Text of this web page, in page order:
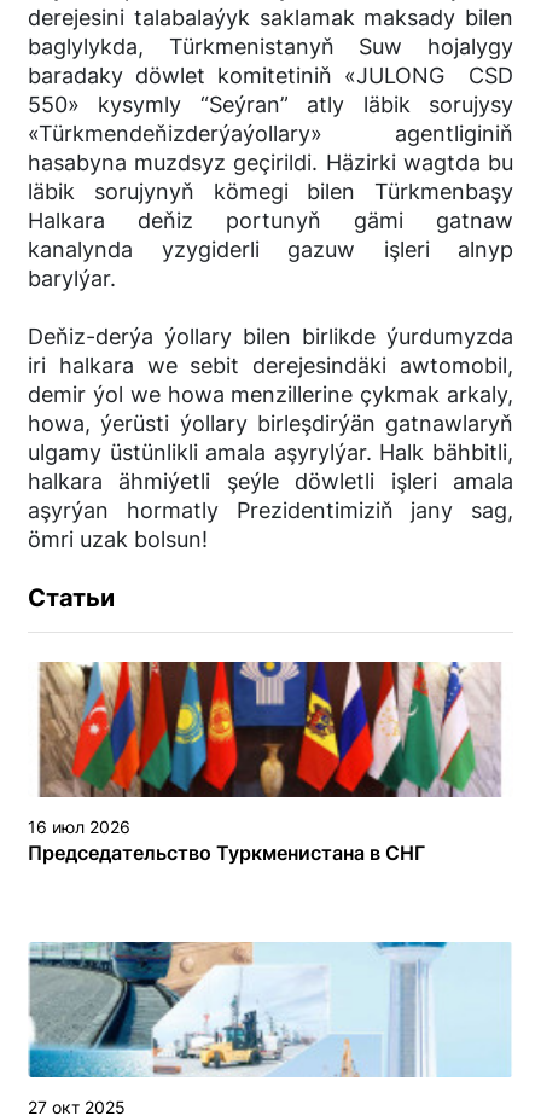
derejesini talabalaýyk saklamak maksady bilen
baglylykda, Türkmenistanyň Suw hojalygy
baradaky döwlet komitetiniň «JULONG CSD
550» kysymly “Seýran” atly läbik sorujysy
«Türkmendeňizderýaýollary» agentliginiň
hasabyna muzdsyz geçirildi. Häzirki wagtda bu
läbik sorujynyň kömegi bilen Türkmenbaşy
Halkara deňiz portunyň gämi gatnaw
kanalynda yzygiderli gazuw işleri alnyp
barylýar.
Deňiz-derýa ýollary bilen birlikde ýurdumyzda
iri halkara we sebit derejesindäki awtomobil,
demir ýol we howa menzillerine çykmak arkaly,
howa, ýerüsti ýollary birleşdirýän gatnawlaryň
ulgamy üstünlikli amala aşyrylýar. Halk bähbitli,
halkara ähmiýetli şeýle döwletli işleri amala
aşyrýan hormatly Prezidentimiziň jany sag,
ömri uzak bolsun!
Статьи
16 июл 2026
Председательство Туркменистана в СНГ
27 окт 2025